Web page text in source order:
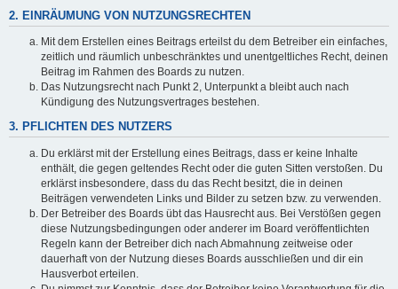
2. EINRÄUMUNG VON NUTZUNGSRECHTEN
Mit dem Erstellen eines Beitrags erteilst du dem Betreiber ein einfaches,
zeitlich und räumlich unbeschränktes und unentgeltliches Recht, deinen
Beitrag im Rahmen des Boards zu nutzen.
Das Nutzungsrecht nach Punkt 2, Unterpunkt a bleibt auch nach
Kündigung des Nutzungsvertrages bestehen.
3. PFLICHTEN DES NUTZERS
Du erklärst mit der Erstellung eines Beitrags, dass er keine Inhalte
enthält, die gegen geltendes Recht oder die guten Sitten verstoßen. Du
erklärst insbesondere, dass du das Recht besitzt, die in deinen
Beiträgen verwendeten Links und Bilder zu setzen bzw. zu verwenden.
Der Betreiber des Boards übt das Hausrecht aus. Bei Verstößen gegen
diese Nutzungsbedingungen oder anderer im Board veröffentlichten
Regeln kann der Betreiber dich nach Abmahnung zeitweise oder
dauerhaft von der Nutzung dieses Boards ausschließen und dir ein
Hausverbot erteilen.